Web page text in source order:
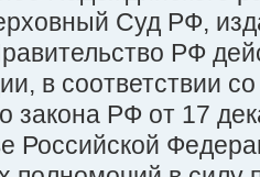
Суд РФ,
РФ
в соответствии
закона РФ от 17
Российской